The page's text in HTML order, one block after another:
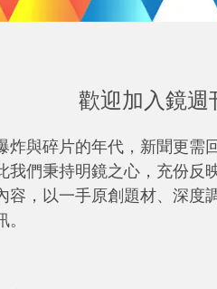
歡迎加入鏡週
炸與碎片的年代，新聞更需
我們秉持明鏡之心，充份反
容，以一手原創題材、深度